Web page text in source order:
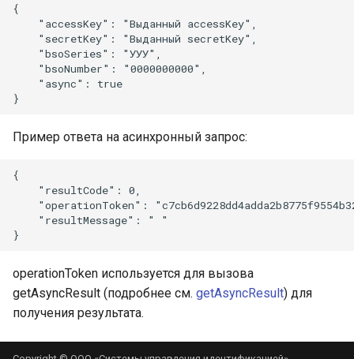
{
    "accessKey": "Выданный accessKey",
    "secretKey": "Выданный secretKey",
    "bsoSeries": "УУУ",
    "bsoNumber": "0000000000",
    "async": true
Пример ответа на асинхронный запрос:
{
    "resultCode": 0,
"operationToken":
    "resultMessage": " "
operationToken используется для вызова
getAsyncResult (подробнее см. getAsyncResult) для
получения результата.